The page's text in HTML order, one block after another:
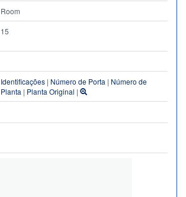
Room
15
Identificações | Número de Porta | Número de
Planta | Planta Original |